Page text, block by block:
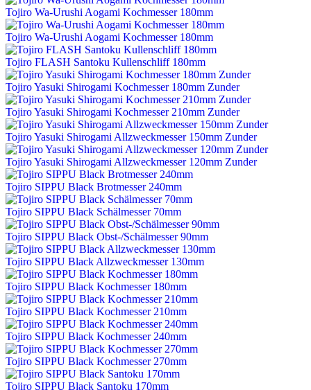
Tojiro Wa-Urushi Aogami Kochmesser 180mm
Tojiro Wa-Urushi Aogami Kochmesser 180mm
Tojiro FLASH Santoku Kullenschliff 180mm
Tojiro Yasuki Shirogami Kochmesser 180mm Zunder
Tojiro Yasuki Shirogami Kochmesser 210mm Zunder
Tojiro Yasuki Shirogami Allzweckmesser 150mm Zunder
Tojiro Yasuki Shirogami Allzweckmesser 120mm Zunder
Tojiro SIPPU Black Brotmesser 240mm
Tojiro SIPPU Black Schälmesser 70mm
Tojiro SIPPU Black Obst-/Schälmesser 90mm
Tojiro SIPPU Black Allzweckmesser 130mm
Tojiro SIPPU Black Kochmesser 180mm
Tojiro SIPPU Black Kochmesser 210mm
Tojiro SIPPU Black Kochmesser 240mm
Tojiro SIPPU Black Kochmesser 270mm
Tojiro SIPPU Black Santoku 170mm